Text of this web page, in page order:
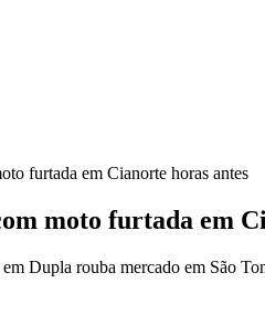
furtada em Cianorte horas antes
moto furtada em
em Dupla rouba mercado em São